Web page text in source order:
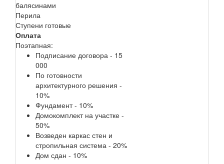
балясинами
Перила
Ступени готовые
Оплата
Поэтапная:
Подписание договора - 15
000
По готовности
архитектурного решения -
10%
Фундамент - 10%
Домокомплект на участке -
50%
Возведен каркас стен и
стропильная система - 20%
Дом сдан - 10%